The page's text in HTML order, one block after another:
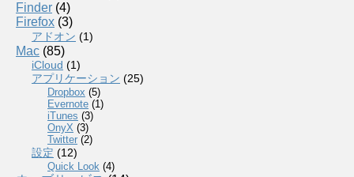
Finder (4)
Firefox (3)
アドオン (1)
Mac (85)
iCloud (1)
アプリケーション (25)
Dropbox (5)
Evernote (1)
iTunes (3)
OnyX (3)
Twitter (2)
設定 (12)
Quick Look (4)